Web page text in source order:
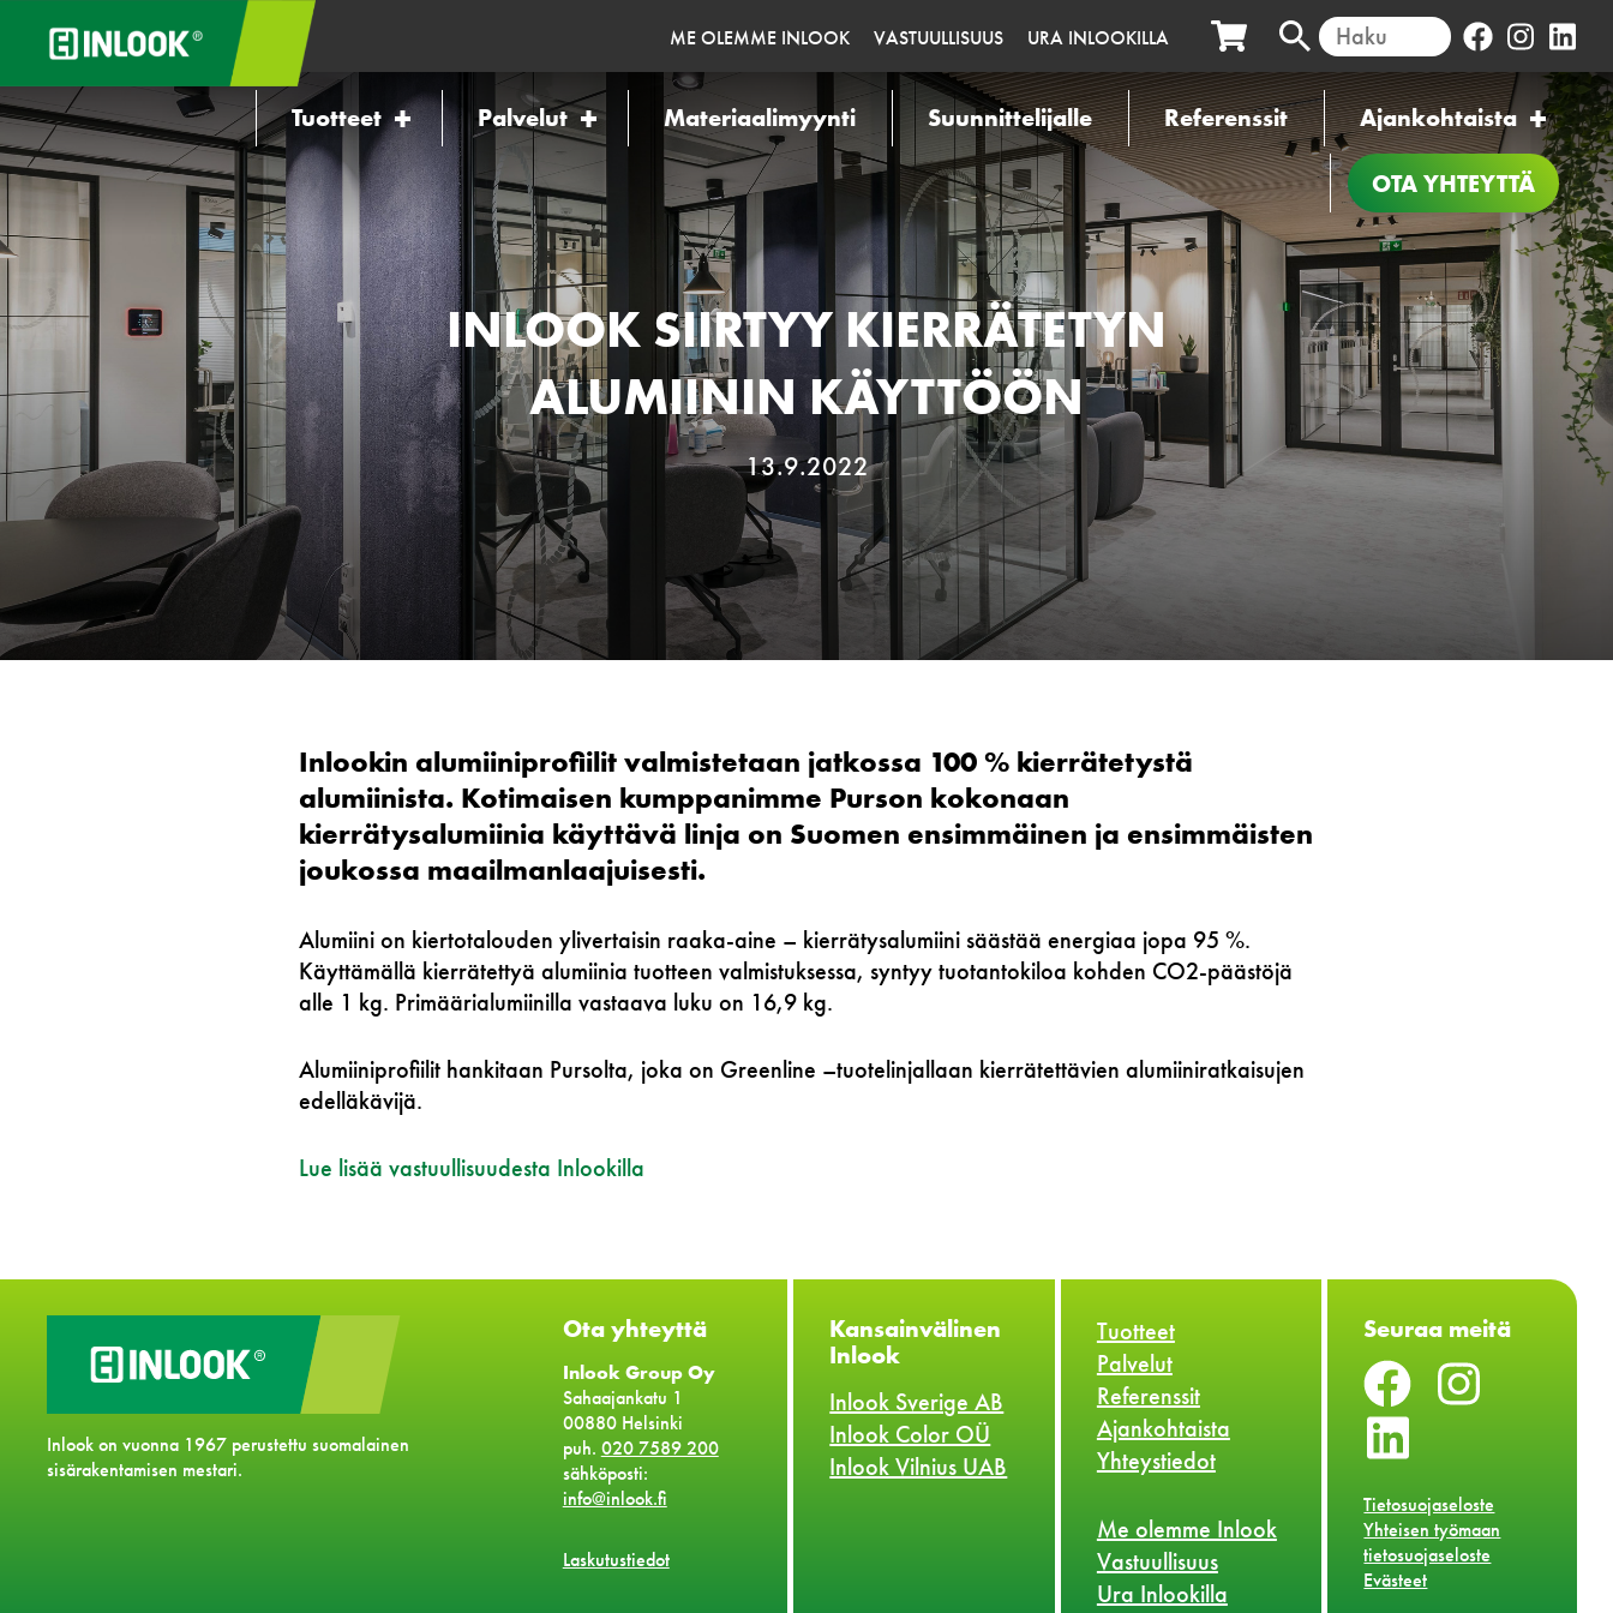
ME OLEMME INLOOK VASTUULLISUUS URA INLOOKILLA
Tuotteet Palvelut Materiaalimyynti Suunnittelijalle Referenssit Ajankohtaista
OTA YHTEYTTÄ
INLOOK SIIRTYY KIERRÄTETYN
ALUMIININ KÄYTTÖÖN
13.9.2022
Inlookin alumiiniprofiilit valmistetaan jatkossa 100 % kierrätetystä
alumiinista. ​Kotimaisen kumppanimme Purson kokonaan
kierrätysalumiinia käyttävä linja on Suomen ensimmäinen ja ensimmäisten
joukossa maailmanlaajuisesti​.
Alumiini on kiertotalouden ylivertaisin raaka-aine – kierrätysalumiini säästää energiaa jopa 95 %.
Käyttämällä kierrätettyä alumiinia tuotteen valmistuksessa, syntyy tuotantokiloa kohden CO2-päästöjä
alle 1 kg. Primäärialumiinilla vastaava luku on 16,9 kg​.
Alumiiniprofiilit hankitaan Pursolta​, joka on Greenline –tuotelinjallaan kierrätettävien alumiiniratkaisujen
edelläkävijä​.
Lue lisää vastuullisuudesta Inlookilla
Inlook on vuonna 1967 perustettu suomalainen
sisärakentamisen mestari.
Ota yhteyttä
Inlook Group Oy
Sahaajankatu 1
00880 Helsinki
puh. 020 7589 200
sähköposti:
info@inlook.fi
Laskutustiedot
Kansainvälinen
Inlook
Inlook Sverige AB
Inlook Color OÜ
Inlook Vilnius UAB
Tuotteet
Palvelut
Referenssit
Ajankohtaista
Yhteystiedot
Me olemme Inlook
Vastuullisuus
Ura Inlookilla
Seuraa meitä
Tietosuojaseloste
Yhteisen työmaan
tietosuojaseloste
Evästeet